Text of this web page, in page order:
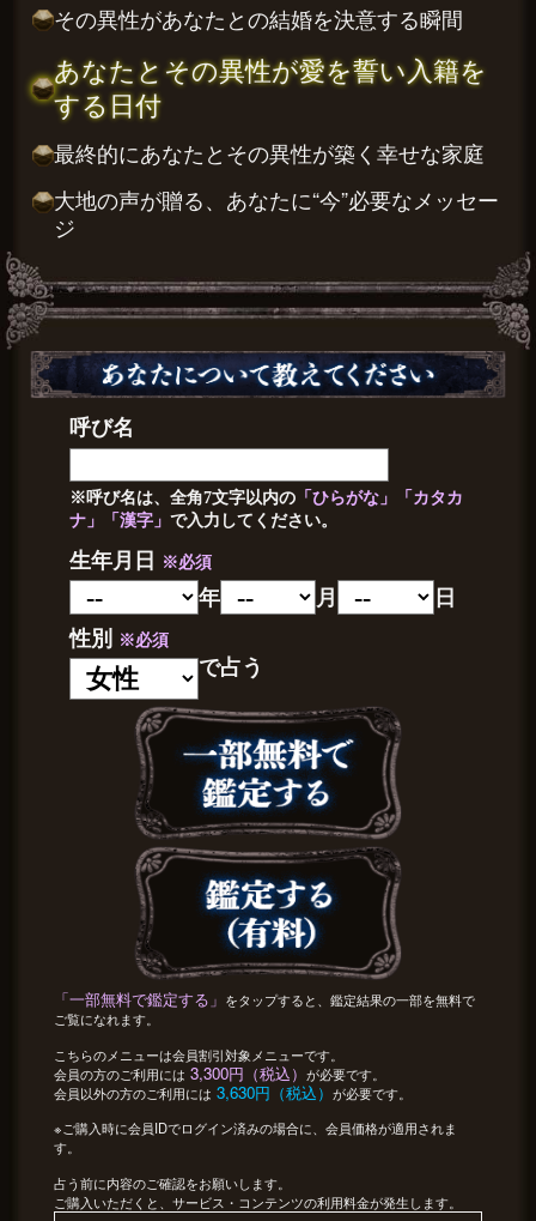
その異性があなたとの結婚を決意する瞬間
あなたとその異性が愛を誓い入籍を
する日付
最終的にあなたとその異性が築く幸せな家庭
大地の声が贈る、あなたに“今”必要なメッセー
ジ
呼び名
※呼び名は、全角7文字以内の 「ひらがな」「カタカ
ナ」「漢字」で入力してください。
生年月日 ※必須
年 月
日
性別
※必須
で占う
「一部無料で鑑定する」 をタップすると、鑑定結果の一部を無料で
ご覧になれます。
こちらのメニューは会員割引対象メニューです。
会員の方のご利用には 3,300円（税込） が必要です。
会員以外の方のご利用には 3,630円（税込） が必要です。
※ご購入時に会員IDでログイン済みの場合に、会員価格が適用されま
す。
占う前に内容のご確認をお願いします。
ご購入いただくと、サービス・コンテンツの利用料金が発生します。